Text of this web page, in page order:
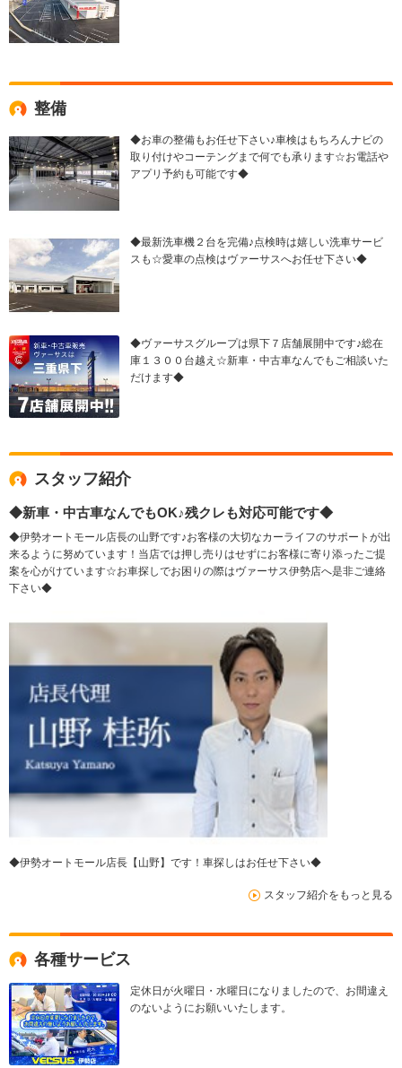
整備
◆お車の整備もお任せ下さい♪車検はもちろんナビの
取り付けやコーテングまで何でも承ります☆お電話や
アプリ予約も可能です◆
◆最新洗車機２台を完備♪点検時は嬉しい洗車サービ
スも☆愛車の点検はヴァーサスへお任せ下さい◆
◆ヴァーサスグループは県下７店舗展開中です♪総在
庫１３００台越え☆新車・中古車なんでもご相談いた
だけます◆
スタッフ紹介
◆新車・中古車なんでもOK♪残クレも対応可能です◆
◆伊勢オートモール店長の山野です♪お客様の大切なカーライフのサポートが出
来るように努めています！当店では押し売りはせずにお客様に寄り添ったご提
案を心がけています☆お車探しでお困りの際はヴァーサス伊勢店へ是非ご連絡
下さい◆
◆伊勢オートモール店長【山野】です！車探しはお任せ下さい◆
スタッフ紹介をもっと見る
各種サービス
定休日が火曜日・水曜日になりましたので、お間違え
のないようにお願いいたします。